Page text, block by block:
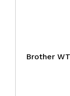
Brother